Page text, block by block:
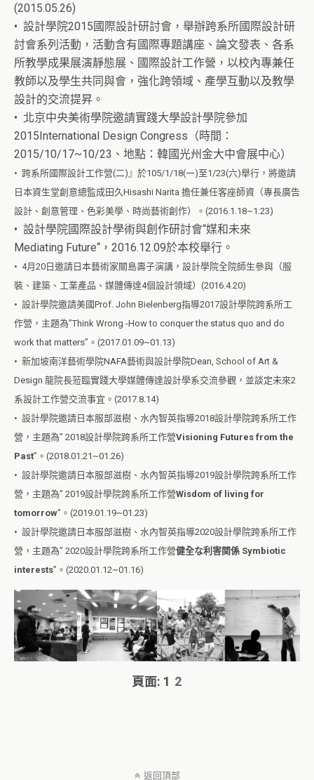
(2015.05.26)
• 設計學院2015國際設計研討會，舉辦跨系所國際設計研
討會系列活動，活動含有國際專題講座、論文發表、各系
所教學成果展演靜態展、國際設計工作營，以校內專兼任
教師以及學生共同與會，強化跨領域、產學互動以及教學
設計的交流提昇。
• 北京中央美術學院邀請實踐大學設計學院參加
2015International Design Congress（時間：
2015/10/17~10/23、地點：韓國光州金大中會展中心）
• 跨系所國際設計工作營(二)』於105/1/18(一)至1/23(六)舉行，將邀請
日本資生堂創意總監成田久Hisashi Narita 擔任兼任客座師資（專長廣告
設計、創意管理、色彩美學、時尚藝術創作）。(2016.1.18~1.23)
• 設計學院國際設計學術與創作研討會“媒和未來
Mediating Future“，2016.12.09於本校舉行。
• 4月20日邀請日本藝術家關島壽子演講，設計學院全院師生參與（服
裝、建築、工業產品、媒體傳達4個設計領域）(2016.4.20)
• 設計學院邀請美國Prof. John Bielenberg指導2017設計學院跨系所工
作營，主題為”Think Wrong -How to conquer the status quo and do
work that matters”。(2017.01.09~01.13)
• 新加坡南洋藝術學院NAFA藝術與設計學院Dean, School of Art &
Design 龍院長蒞臨實踐大學媒體傳達設計學系交流參觀，並談定未來2
系設計工作營交流事宜。(2017.8.14)
• 設計學院邀請日本服部滋樹、水內智英指導2018設計學院跨系所工作
營，主題為” 2018設計學院跨系所工作營Visioning Futures from the
Past”。(2018.01.21~01.26)
• 設計學院邀請日本服部滋樹、水內智英指導2019設計學院跨系所工作
營，主題為” 2019設計學院跨系所工作營Wisdom of living for
tomorrow”。(2019.01.19~01.23)
• 設計學院邀請日本服部滋樹、水內智英指導2020設計學院跨系所工作
營，主題為” 2020設計學院跨系所工作營健全な利害関係 Symbiotic
interests”。(2020.01.12~01.16)
頁面: 1 2
返回頂部